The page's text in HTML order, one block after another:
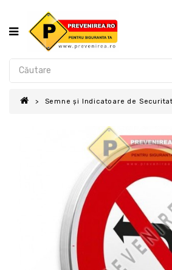
Semne și Indicatoare de